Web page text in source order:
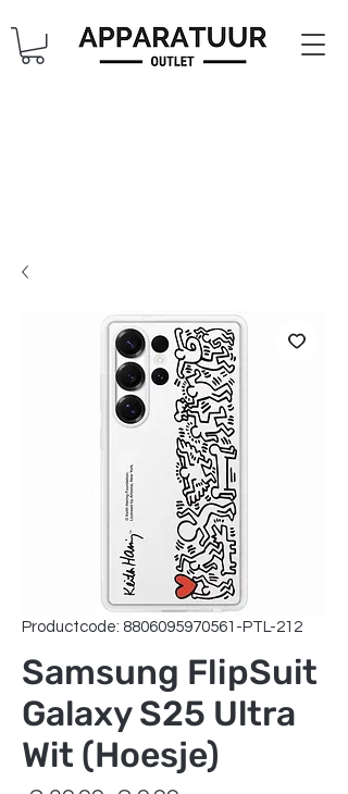
Productcode: 8806095970561-PTL-212
Samsung FlipSuit
Galaxy S25 Ultra
Wit (Hoesje)